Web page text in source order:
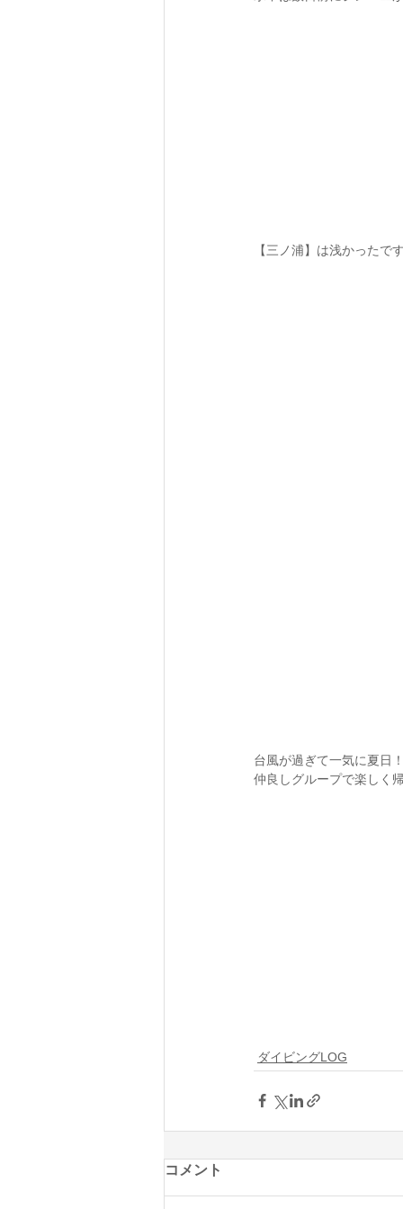
【三ノ浦】は浅かったで
台風が過ぎて一気に夏日
仲良しグループで楽しく
ダイビングLOG
コメント